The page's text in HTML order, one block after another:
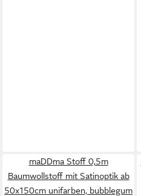
maDDma Stoff 0,5m
Baumwollstoff mit Satinoptik ab
50x150cm unifarben, bubblegum